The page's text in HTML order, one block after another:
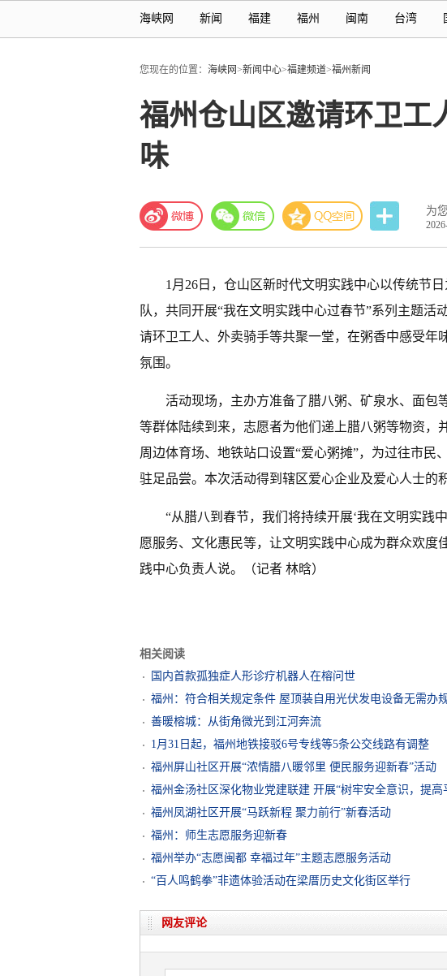
海峡网 新闻 福建 福州 闽南 台湾
您现在的位置： 海峡网>新闻中心>福建频道>福州新闻
福州仓山区邀请环卫工
味
为
1月26日，仓山区新时代文明实践中心以传统节
队，共同开展“我在文明实践中心过春节”系列主题活
请环卫工人、外卖骑手等共聚一堂，在粥香中感受年
氛围。
活动现场，主办方准备了腊八粥、矿泉水、面包
等群体陆续到来，志愿者为他们递上腊八粥等物资，
周边体育场、地铁站口设置“爱心粥摊”，为过往市民
驻足品尝。本次活动得到辖区爱心企业及爱心人士的
“从腊八到春节，我们将持续开展‘我在文明实践
愿服务、文化惠民等，让文明实践中心成为群众欢度
践中心负责人说。（记者 林晗）
相关阅读
国内首款孤独症人形诊疗机器人在榕问世
福州：符合相关规定条件 屋顶装自用光伏发电设备无需办
善暖榕城：从街角微光到江河奔流
1月31日起，福州地铁接驳6号专线等5条公交线路有调整
福州屏山社区开展“浓情腊八暖邻里 便民服务迎新春”活动
福州金汤社区深化物业党建联建 开展“树牢安全意识，提
福州凤湖社区开展“马跃新程 聚力前行”新春活动
福州：师生志愿服务迎新春
福州举办“志愿闽都 幸福过年”主题志愿服务活动
“百人鸣鹤拳”非遗体验活动在梁厝历史文化街区举行
网友评论